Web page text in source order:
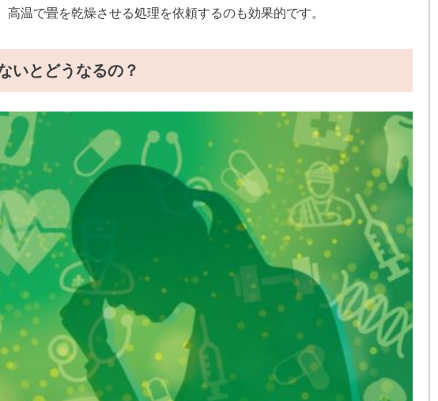
高温で畳を乾燥させる処理を依頼するのも効果的です。
いとどうなるの？